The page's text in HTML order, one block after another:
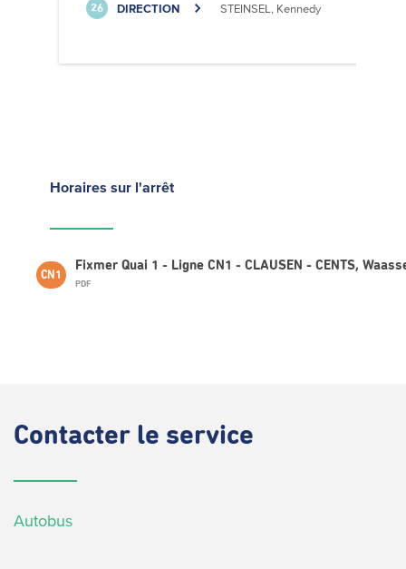
26 DIRECTION STEINSEL, Kennedy
Horaires sur l'arrêt
CN1
Fixmer Quai 1 - Ligne CN1 - CLAUSEN - CENTS,
PDF
Contacter le service
Autobus